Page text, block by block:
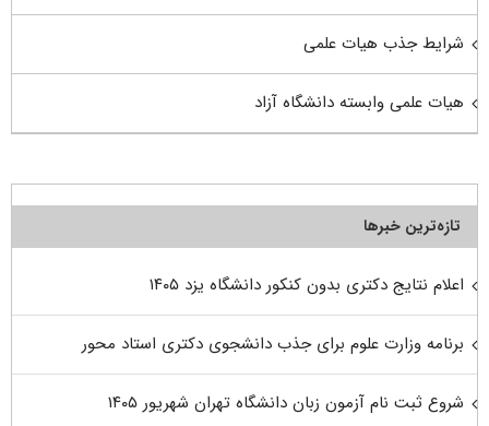
شرایط جذب هیات علمی
هیات علمی وابسته دانشگاه آزاد
تازه‌ترین خبرها
اعلام نتایج دکتری بدون کنکور دانشگاه یزد ۱۴۰۵
برنامه وزارت علوم برای جذب دانشجوی دکتری استاد محور
شروع ثبت نام آزمون زبان دانشگاه تهران شهریور ۱۴۰۵